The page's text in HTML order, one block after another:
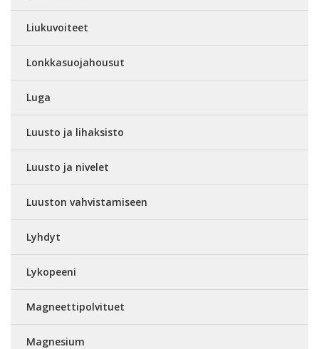
Liukuvoiteet
Lonkkasuojahousut
Luga
Luusto ja lihaksisto
Luusto ja nivelet
Luuston vahvistamiseen
Lyhdyt
Lykopeeni
Magneettipolvituet
Magnesium